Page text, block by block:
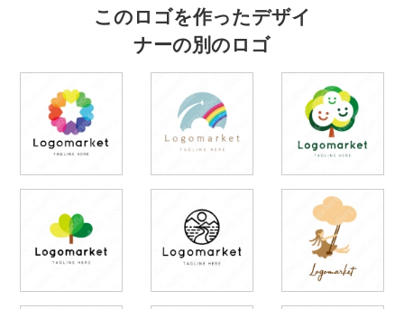
このロゴを作ったデザイ
ナーの別のロゴ